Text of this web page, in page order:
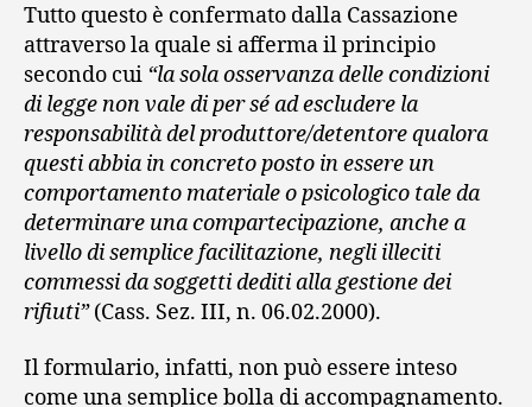
Tutto questo è confermato dalla Cassazione
attraverso la quale si afferma il principio
secondo cui “la sola osservanza delle condizioni
di legge non vale di per sé ad escludere la
responsabilità del produttore/detentore qualora
questi abbia in concreto posto in essere un
comportamento materiale o psicologico tale da
determinare una compartecipazione, anche a
livello di semplice facilitazione, negli illeciti
commessi da soggetti dediti alla gestione dei
rifiuti”(Cass. Sez. III, n. 06.02.2000).
Il formulario, infatti, non può essere inteso
come una semplice bolla di accompagnamento.